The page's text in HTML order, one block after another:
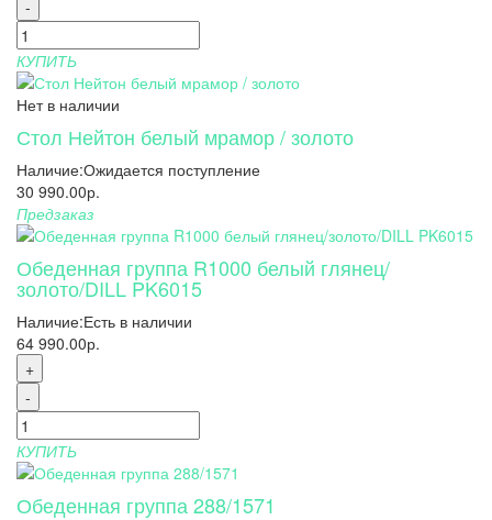
-
КУПИТЬ
Нет в наличии
Стол Нейтон белый мрамор / золото
Наличие:Ожидается поступление
30 990.00р.
Предзаказ
Обеденная группа R1000 белый глянец/
золото/DILL PK6015
Наличие:Есть в наличии
64 990.00р.
+
-
КУПИТЬ
Обеденная группа 288/1571